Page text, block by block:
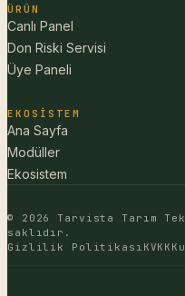
ÜRÜN
Canlı Panel
Don Riski Servisi
Üye Paneli
EKOSISTEM
Ana Sayfa
Modüller
Ekosistem
© 2026 Tarvista Tarım
saklıdır.
Gizlilik Politikası KVKK